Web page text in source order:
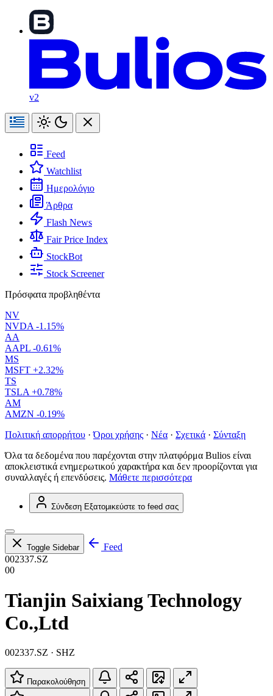
v2
Feed
Watchlist
Ημερολόγιο
Άρθρα
Flash News
Fair Price Index
StockBot
Stock Screener
Πρόσφατα προβληθέντα
NV
NVDA -1.15%
AA
AAPL -0.61%
MS
MSFT +2.32%
TS
TSLA +0.78%
AM
AMZN -0.19%
Πολιτική απορρήτου · Όροι χρήσης · Νέα · Σχετικά · Σύνταξη
Όλα τα δεδομένα που παρέχονται στην πλατφόρμα Bulios είναι
αποκλειστικά ενημερωτικού χαρακτήρα και δεν προορίζονται για
συναλλαγές ή επενδύσεις. Μάθετε περισσότερα
Σύνδεση Εξατομικεύστε το feed σας
Toggle Sidebar
Feed
002337.SZ
00
Tianjin Saixiang Technology
Co.,Ltd
002337.SZ · SHZ
Παρακολούθηση